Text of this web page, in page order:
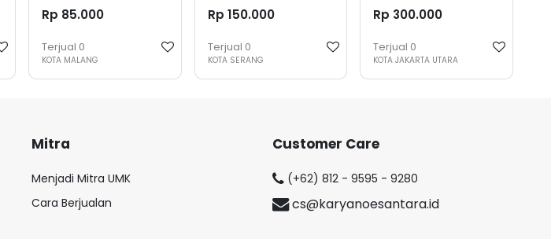
Rp 85.000
Terjual 0
KOTA MALANG
Rp 150.000
Terjual 0
KOTA SERANG
Rp 300.000
Terjual 0
KOTA JAKARTA UTARA
Mitra
Menjadi Mitra UMK
Cara Berjualan
Customer Care
(+62) 812 - 9595 - 9280
cs@karyanoesantara.id